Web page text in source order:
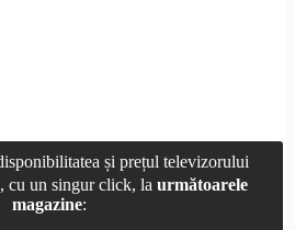
și prețul televizorului
cu un singur click, la următoarele
magazine: